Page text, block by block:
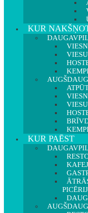
KUR
KUR PAĒST